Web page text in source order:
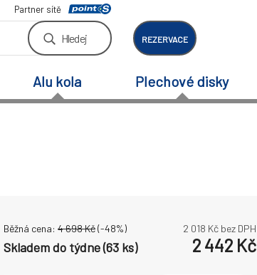
Partner sítě
Hledej REZERVACE
Alu kola Plechové disky
Běžná cena: 4 698Kč(-48%) 2 018 Kč bez DPH
Skladem do týdne (63 ks) 2 442 Kč